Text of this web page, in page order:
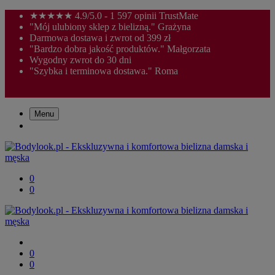
★★★★★ 4.9/5.0 - 1 597 opinii TrustMate
"Mój ulubiony sklep z bielizną." Grażyna
Darmowa dostawa i zwrot od 399 zł
"Bardzo dobra jakość produktów." Małgorzata
Wygodny zwrot do 30 dni
"Szybka i terminowa dostawa." Roma
Menu
0
0
0
0